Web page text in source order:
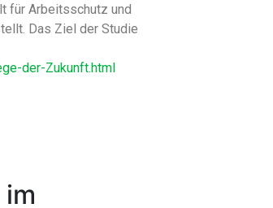
für Arbeitsschutz und
Das Ziel der Studie
der-Zukunft.html